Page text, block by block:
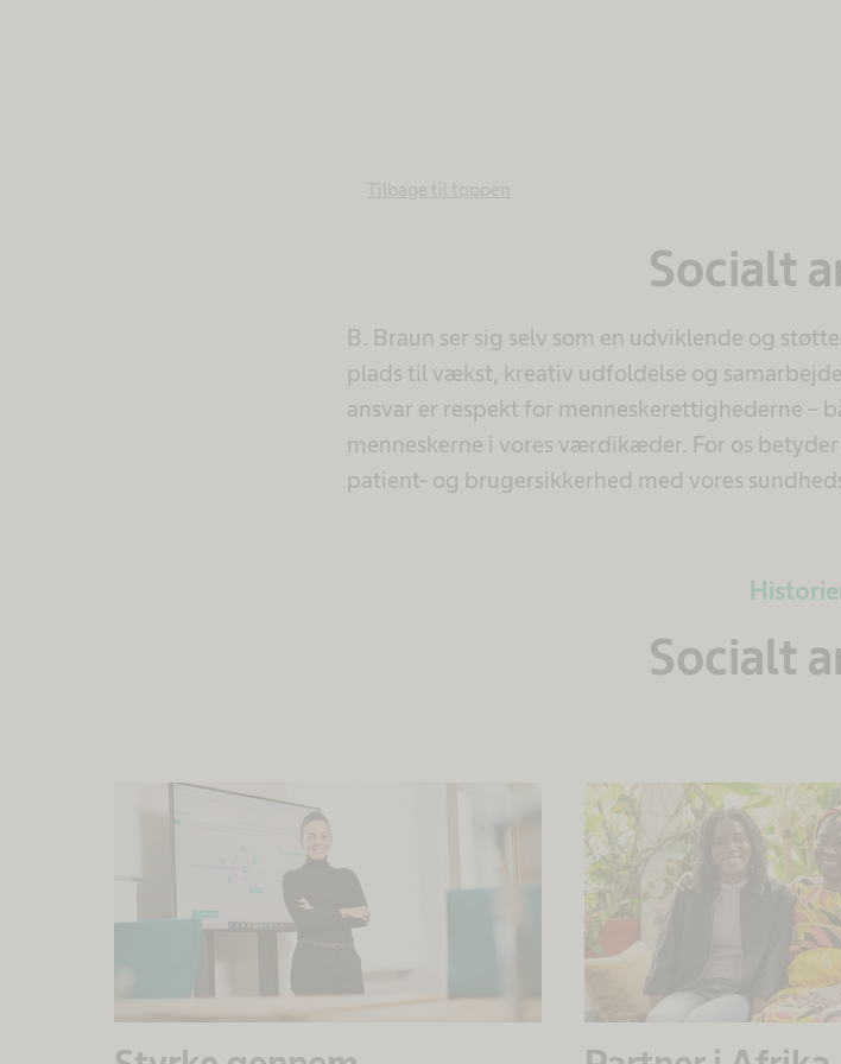
Socialt
B. Braun ser sig selv som en udviklende og
plads til vækst, kreativ udfoldelse og
ansvar er respekt for menneskerettighederne –
menneskerne i vores værdikæder. For os
patient- og brugersikkerhed med vores
Socialt